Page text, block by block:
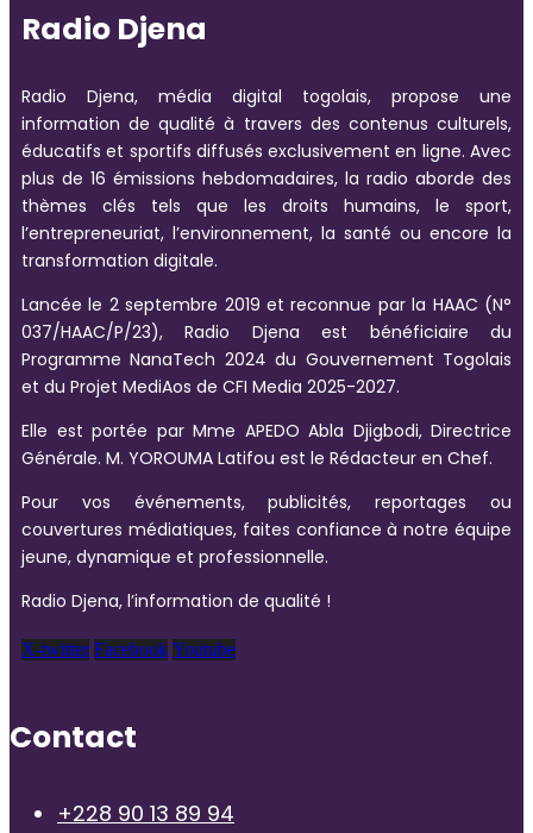
Radio Djena
Radio Djena, média digital togolais, propose une
information de qualité à travers des contenus culturels,
éducatifs et sportifs diffusés exclusivement en ligne. Avec
plus de 16 émissions hebdomadaires, la radio aborde des
thèmes clés tels que les droits humains, le sport,
l’entrepreneuriat, l’environnement, la santé ou encore la
transformation digitale.
Lancée le 2 septembre 2019 et reconnue par la HAAC (N°
037/HAAC/P/23), Radio Djena est bénéficiaire du
Programme NanaTech 2024 du Gouvernement Togolais
et du Projet MediAos de CFI Media 2025-2027.
Elle est portée par Mme APEDO Abla Djigbodi, Directrice
Générale. M. YOROUMA Latifou est le Rédacteur en Chef.
Pour vos événements, publicités, reportages ou
couvertures médiatiques, faites confiance à notre équipe
jeune, dynamique et professionnelle.
Radio Djena, l’information de qualité !
X-twitter Facebook Youtube
Contact
+228 90 13 89 94